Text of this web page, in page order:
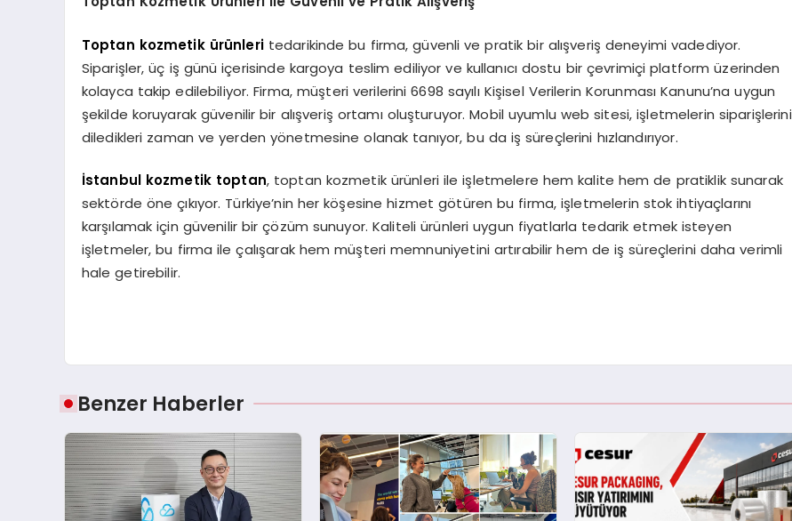
Toptan kozmetik ürünleritedarikinde bu firma, güvenli ve pratik bir alışveriş deneyimi vadediyor.
Siparişler, üç iş günü içerisinde kargoya teslim ediliyor ve kullanıcı dostu bir çevrimiçi platform üzerinden
kolayca takip edilebiliyor. Firma, müşteri verilerini 6698 sayılı Kişisel Verilerin Korunması Kanunu’na uygun
şekilde koruyarak güvenilir bir alışveriş ortamı oluşturuyor. Mobil uyumlu web sitesi, işletmelerin siparişlerini
diledikleri zaman ve yerden yönetmesine olanak tanıyor, bu da iş süreçlerini hızlandırıyor.
İstanbul kozmetik toptan, toptan kozmetik ürünleri ile işletmelere hem kalite hem de pratiklik sunarak
sektörde öne çıkıyor. Türkiye’nin her köşesine hizmet götüren bu firma, işletmelerin stok ihtiyaçlarını
karşılamak için güvenilir bir çözüm sunuyor. Kaliteli ürünleri uygun fiyatlarla tedarik etmek isteyen
işletmeler, bu firma ile çalışarak hem müşteri memnuniyetini artırabilir hem de iş süreçlerini daha verimli
hale getirebilir.
Benzer Haberler